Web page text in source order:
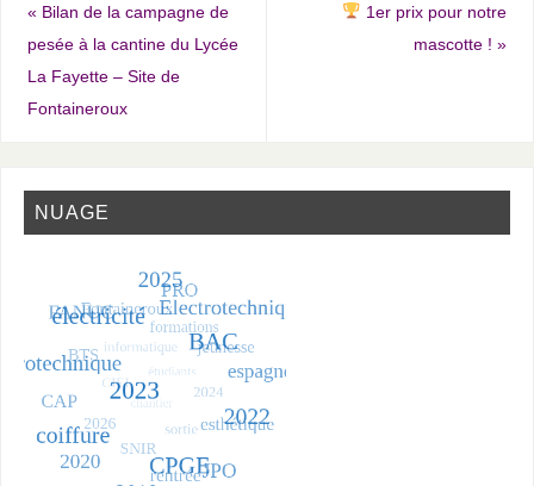
« Bilan de la campagne de
pesée à la cantine du Lycée
La Fayette – Site de
Fontaineroux
1er prix pour notre
mascotte !»
NUAGE